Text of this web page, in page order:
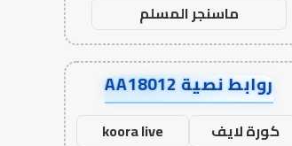
ماسنجر المسلم
روابط نصية AA18012
كورة لايف
koora live